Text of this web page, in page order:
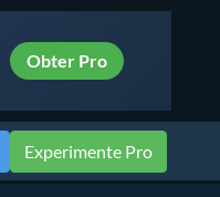
Obter Pro
Experimente Pro